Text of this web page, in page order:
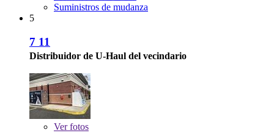
Suministros de mudanza
5
7 11
Distribuidor de U-Haul del vecindario
Verfotos